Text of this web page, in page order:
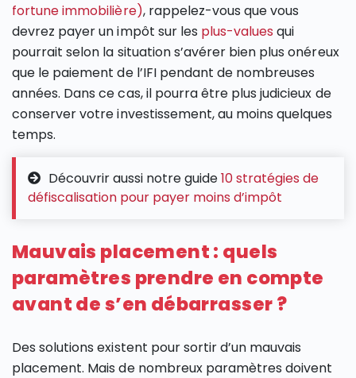
fortune immobilière), rappelez-vous que vous
devrez payer un impôt sur les plus-values qui
pourrait selon la situation s’avérer bien plus onéreux
que le paiement de l’IFI pendant de nombreuses
années. Dans ce cas, il pourra être plus judicieux de
conserver votre investissement, au moins quelques
temps.
Découvrir aussi notre guide10 stratégies de
défiscalisation pour payer moins d’impôt
Mauvais placement : quels
paramètres prendre en compte
avant de s’en débarrasser ?
Des solutions existent pour sortir d’un mauvais
placement. Mais de nombreux paramètres doivent